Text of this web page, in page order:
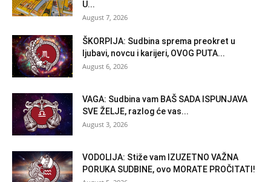
U...
August 7, 2026
ŠKORPIJA: Sudbina sprema preokret u
ljubavi, novcu i karijeri, OVOG PUTA...
August 6, 2026
VAGA: Sudbina vam BAŠ SADA ISPUNJAVA
SVE ŽELJE, razlog će vas...
August 3, 2026
VODOLIJA: Stiže vam IZUZETNO VAŽNA
PORUKA SUDBINE, ovo MORATE PROČITATI!